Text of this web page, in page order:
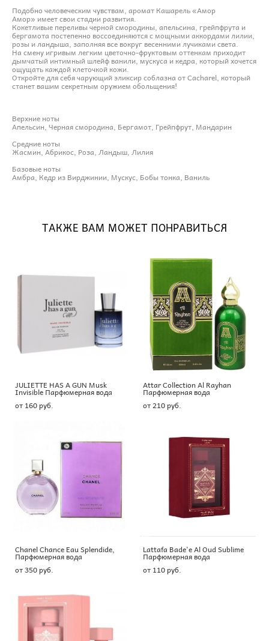
Подобно человеческим чувствам, аромат Кашарель «Амор
Амор» имеет свои стадии развития.
Кокетливые переливы черной смородины, апельсина, грейпфрута и
бергамота постепенно воссоединяются с мощными аккордами лилии,
розы и ландыша, заполняя все вокруг весенними лучиками света.
На смену игривым легким цветочно-фруктовым оттенкам приходит
дымчатый интимный шлейф ванили, мускуса и кедра, который хочется
ощущать каждой клеточкой кожи.
Откройте для себя чарующий эликсир соблазна от Cacharel, который
станет вашим секретным оружием обольщения!
Верхние ноты
Апельсин, Черная смородина, Бергамот, Грейпфрут, Мандарин
Средние ноты
Жасмин, Абрикос, Роза, Ландыш, Лилия
Базовые ноты
Амбра, Кедр из Вирджинии, Мускус, Бобы тонка, Ваниль
ТАКЖЕ ВАМ МОЖЕТ ПОНРАВИТЬСЯ
JULIETTE HAS A GUN Musk
Invisible Парфюмерная вода
от 160 pуб.
Attar Collection Al Rayhan
Парфюмерная вода
от 210 pуб.
Chanel Chance Eau Splendide,
Парфюмерная вода
от 350 pуб.
Lattafa Bade'e Al Oud Sublime
Парфюмерная вода
от 110 pуб.